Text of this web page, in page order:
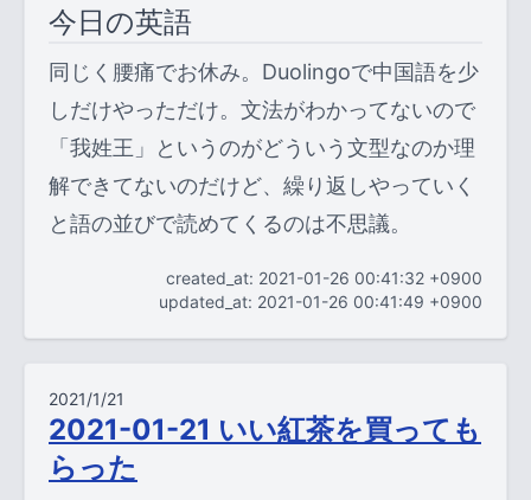
今日の英語
同じく腰痛でお休み。Duolingoで中国語を少
しだけやっただけ。文法がわかってないので
「我姓王」というのがどういう文型なのか理
解できてないのだけど、繰り返しやっていく
と語の並びで読めてくるのは不思議。
created_at: 2021-01-26 00:41:32 +0900
updated_at: 2021-01-26 00:41:49 +0900
2021/1/21
2021-01-21 いい紅茶を買っても
らった